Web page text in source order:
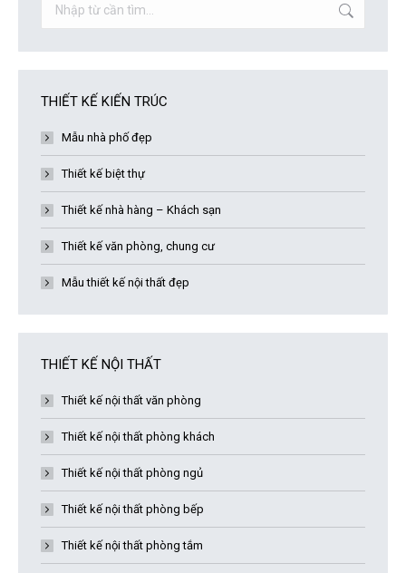
THIẾT KẾ KIẾN TRÚC
Mẫu nhà phố đẹp
Thiết kế biệt thự
Thiết kế nhà hàng – Khách sạn
Thiết kế văn phòng, chung cư
Mẫu thiết kế nội thất đẹp
THIẾT KẾ NỘI THẤT
Thiết kế nội thất văn phòng
Thiết kế nội thất phòng khách
Thiết kế nội thất phòng ngủ
Thiết kế nội thất phòng bếp
Thiết kế nội thất phòng tắm